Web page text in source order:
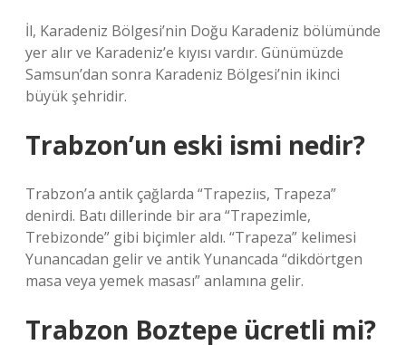
İl, Karadeniz Bölgesi’nin Doğu Karadeniz bölümünde
yer alır ve Karadeniz’e kıyısı vardır. Günümüzde
Samsun’dan sonra Karadeniz Bölgesi’nin ikinci
büyük şehridir.
Trabzon’un eski ismi nedir?
Trabzon’a antik çağlarda “Trapeziıs, Trapeza”
denirdi. Batı dillerinde bir ara “Trapezimle,
Trebizonde” gibi biçimler aldı. “Trapeza” kelimesi
Yunancadan gelir ve antik Yunancada “dikdörtgen
masa veya yemek masası” anlamına gelir.
Trabzon Boztepe ücretli mi?